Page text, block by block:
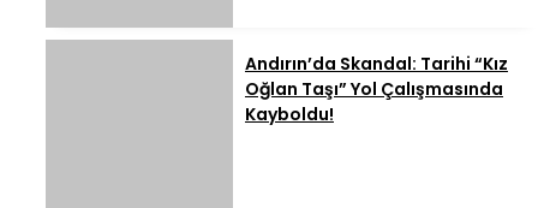
Andırın’da Skandal: Tarihi “Kız
Oğlan Taşı” Yol Çalışmasında
Kayboldu!